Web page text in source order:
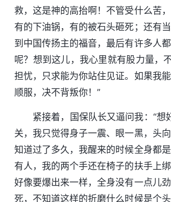
救，这是神的高抬啊！不管受什么苦
有的下油锅，有的被石头砸死；还有
到中国传扬主的福音，最后有许多人
呢？想到这儿，我心里就有股力量，
担忧，只求能为你站住见证。如果我
顺服，决不背叛你！”
紧接着，国保队长又逼问我：“
关，我只觉得身子一震、眼一黑，头
知道过了多久，我醒来的时候全身都
有人，我的两个手还在椅子的扶手上
好像要爆出来一样，全身没有一点儿
死，不知道这样的折磨什么时候是个